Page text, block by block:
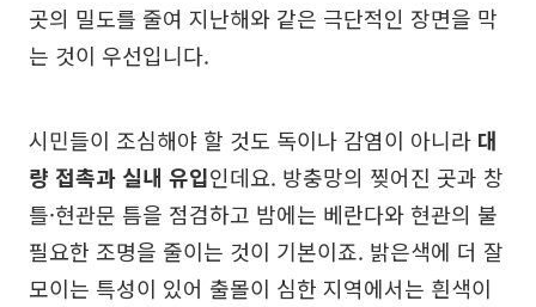
곳의 밀도를 줄여 지난해와 같은 극단적인 장면을 막
는 것이 우선입니다.
시민들이 조심해야 할 것도 독이나 감염이 아니라 대
량 접촉과 실내 유입인데요. 방충망의 찢어진 곳과 창
틀·현관문 틈을 점검하고 밤에는 베란다와 현관의 불
필요한 조명을 줄이는 것이 기본이죠. 밝은색에 더 잘
모이는 특성이 있어 출몰이 심한 지역에서는 흰색이